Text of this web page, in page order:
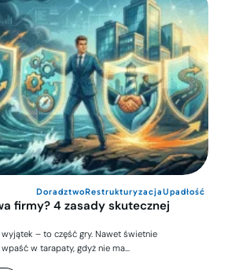
DoradztwoRestrukturyzacjaUpadłość
firmy? 4 zasady skutecznej
– to część gry. Nawet świetnie
w tarapaty, gdyż nie ma…